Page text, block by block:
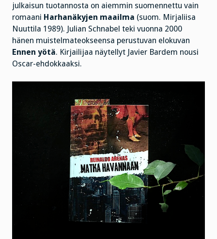
julkaisun tuotannosta on aiemmin suomennettu vain
romaani Harhanäkyjen maailma (suom. Mirjaliisa
Nuuttila 1989). Julian Schnabel teki vuonna 2000
hänen muistelmateokseensa perustuvan elokuvan
Ennen yötä. Kirjailijaa näytellyt Javier Bardem nousi
Oscar-ehdokkaaksi.